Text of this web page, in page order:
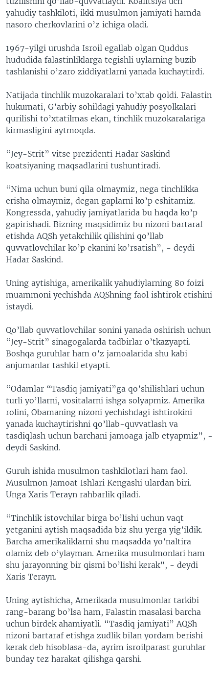
yahudiy tashkiloti, ikki musulmon jamiyati hamda
nasoro cherkovlarini o’z ichiga oladi.
1967-yilgi urushda Isroil egallab olgan Quddus
hududida falastinliklarga tegishli uylarning buzib
tashlanishi o’zaro ziddiyatlarni yanada kuchaytirdi.
Natijada tinchlik muzokaralari to’xtab qoldi. Falastin
hukumati, G’arbiy sohildagi yahudiy posyolkalari
qurilishi to’xtatilmas ekan, tinchlik muzokaralariga
kirmasligini aytmoqda.
“Jey-Strit” vitse prezidenti Hadar Saskind
koatsiyaning maqsadlarini tushuntiradi.
“Nima uchun buni qila olmaymiz, nega tinchlikka
erisha olmaymiz, degan gaplarni ko’p eshitamiz.
Kongressda, yahudiy jamiyatlarida bu haqda ko’p
gapirishadi. Bizning maqsidimiz bu nizoni bartaraf
etishda AQSh yetakchilik qilishini qo’llab
quvvatlovchilar ko’p ekanini ko’rsatish”, - deydi
Hadar Saskind.
Uning aytishiga, amerikalik yahudiylarning 80 foizi
muammoni yechishda AQShning faol ishtirok etishini
istaydi.
Qo’llab quvvatlovchilar sonini yanada oshirish uchun
“Jey-Strit” sinagogalarda tadbirlar o’tkazyapti.
Boshqa guruhlar ham o’z jamoalarida shu kabi
anjumanlar tashkil etyapti.
“Odamlar “Tasdiq jamiyati”ga qo’shilishlari uchun
turli yo’llarni, vositalarni ishga solyapmiz. Amerika
rolini, Obamaning nizoni yechishdagi ishtirokini
yanada kuchaytirishni qo’llab-quvvatlash va
tasdiqlash uchun barchani jamoaga jalb etyapmiz”, -
deydi Saskind.
Guruh ishida musulmon tashkilotlari ham faol.
Musulmon Jamoat Ishlari Kengashi ulardan biri.
Unga Xaris Terayn rahbarlik qiladi.
“Tinchlik istovchilar birga bo’lishi uchun vaqt
yetganini aytish maqsadida biz shu yerga yig’ildik.
Barcha amerikaliklarni shu maqsadda yo’naltira
olamiz deb o’ylayman. Amerika musulmonlari ham
shu jarayonning bir qismi bo’lishi kerak”, - deydi
Xaris Terayn.
Uning aytishicha, Amerikada musulmonlar tarkibi
rang-barang bo’lsa ham, Falastin masalasi barcha
uchun birdek ahamiyatli. “Tasdiq jamiyati” AQSh
nizoni bartaraf etishga zudlik bilan yordam berishi
kerak deb hisoblasa-da, ayrim isroilparast guruhlar
bunday tez harakat qilishga qarshi.